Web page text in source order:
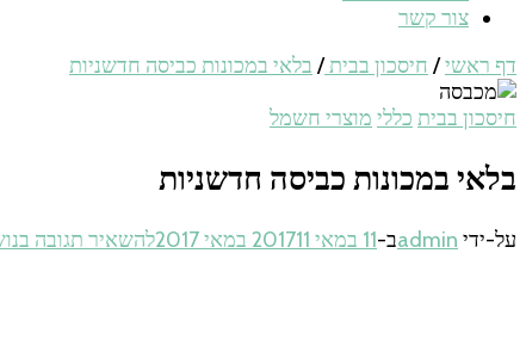
צור קשר
דף ראשי/ חיסכון בבית/ בלאי במכונות כביסה חדשניות
חיסכון בבית כללי מוצרי חשמל
בלאי במכונות כביסה חדשניות
על-ידי adminב-11 במאי 2017 11 במאי 2017 להשאיר תגובה